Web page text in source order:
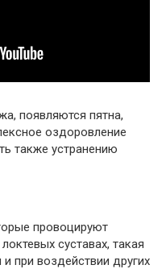
появляются пятна,
оздоровление
также устранению
провоцируют
суставах, такая
при воздействии других